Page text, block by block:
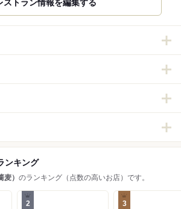
ンキング
麦） のランキング（点数の高いお店）です。
2 3